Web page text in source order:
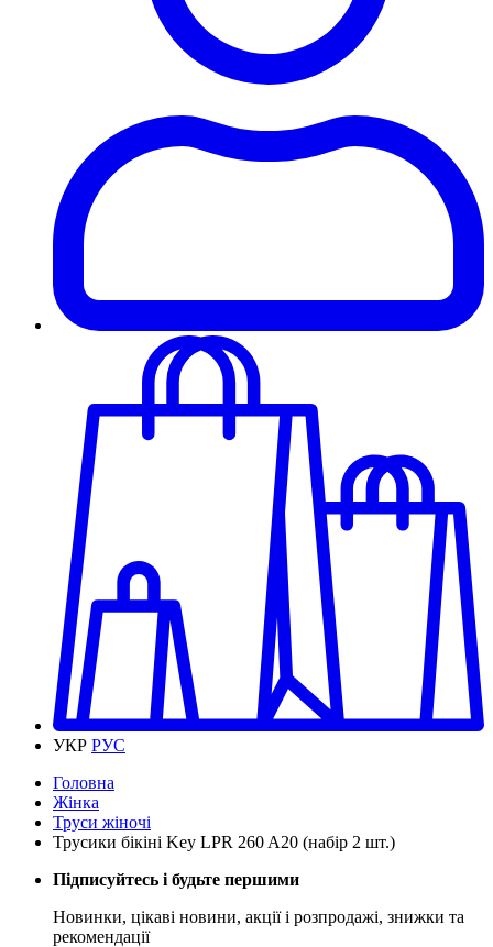
УКР РУС
Головна
Жінка
Труси жіночі
Трусики бікіні Key LPR 260 A20 (набір 2 шт.)
Підписуйтесь і будьте першими
Новинки, цікаві новини, акції і розпродажі, знижки та
рекомендації